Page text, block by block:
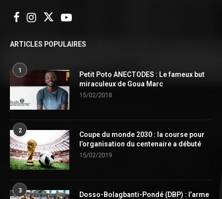
ARTICLES POPULAIRES
1
Petit Poto ANECTODES : Le fameux but
miraculeux de Goua Marc
15/02/2018
2
Coupe du monde 2030 : la course pour
l’organisation du centenaire a débuté
15/02/2019
3
Dosso-Bolagbanti-Pondé (DBP) : l’arme